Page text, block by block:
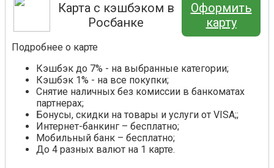
Карта с кэшбэком в
Росбанке
Оформить
карту
Подробнее о карте
Кэшбэк до 7% - на выбранные категории;
Кэшбэк 1% - на все покупки;
Снятие наличных без комиссии в банкоматах
партнерах;
Бонусы, скидки на товары и услуги от VISA;;
Интернет-банкинг – бесплатно;
Мобильный банк – бесплатно;
До 4 разных валют на 1 карте.